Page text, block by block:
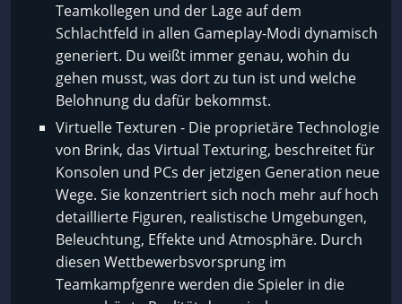
Teamkollegen und der Lage auf dem
Schlachtfeld in allen Gameplay-Modi dynamisch
generiert. Du weißt immer genau, wohin du
gehen musst, was dort zu tun ist und welche
Belohnung du dafür bekommst.
Virtuelle Texturen - Die proprietäre Technologie
von Brink, das Virtual Texturing, beschreitet für
Konsolen und PCs der jetzigen Generation neue
Wege. Sie konzentriert sich noch mehr auf hoch
detaillierte Figuren, realistische Umgebungen,
Beleuchtung, Effekte und Atmosphäre. Durch
diesen Wettbewerbsvorsprung im
Teamkampfgenre werden die Spieler in die